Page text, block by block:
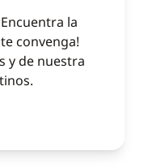
la
convenga!
y de nuestra